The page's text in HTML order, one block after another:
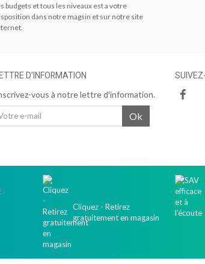
budgets et tous les niveaux est a votre
dans notre magsin et sur notre site
LETTRE D'INFORMATION
vous à notre lettre d'information.
Ok
Cliquez - Retirez
gratuitement en magasin